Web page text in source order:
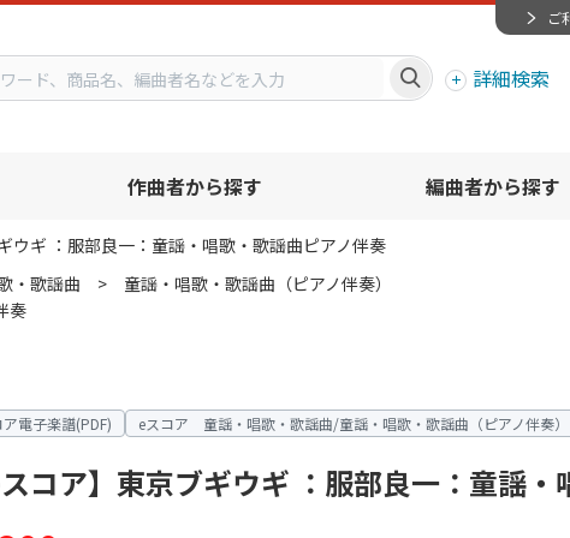
ご
詳細検索
作曲者から探す 編曲者から探す
ウギ ：服部良一：童謡・唱歌・歌謡曲ピアノ伴奏
・歌謡曲
童謡・唱歌・歌謡曲（ピアノ伴奏）
奏
ア電子楽譜(PDF) eスコア 童謡・唱歌・歌謡曲/童謡・唱歌・歌謡曲（ピアノ伴奏）
スコア】東京ブギウギ ：服部良一：童謡